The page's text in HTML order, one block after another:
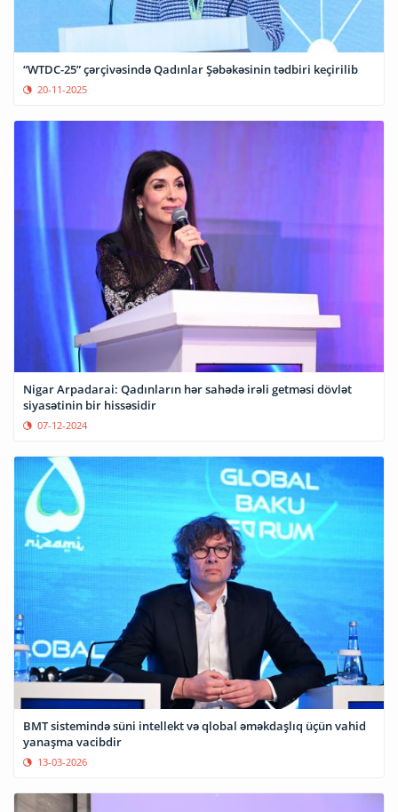
“WTDC-25” çərçivəsində Qadınlar Şəbəkəsinin tədbiri keçirilib
20-11-2025
Nigar Arpadarai: Qadınların hər sahədə irəli getməsi dövlət
siyasətinin bir hissəsidir
07-12-2024
BMT sistemində süni intellekt və qlobal əməkdaşlıq üçün vahid
yanaşma vacibdir
13-03-2026